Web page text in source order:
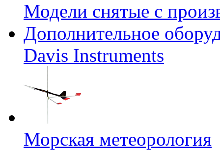
Модели снятые с
Дополнительное
Davis Instruments
Морская метеорология